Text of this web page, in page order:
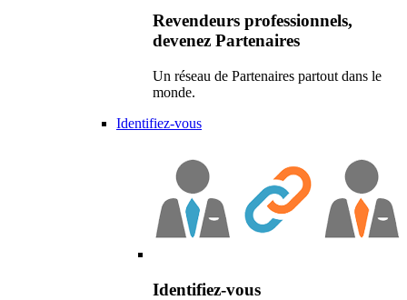
Revendeurs professionnels,
devenez Partenaires
Un réseau de Partenaires partout dans le
monde.
Identifiez-vous
Identifiez-vous